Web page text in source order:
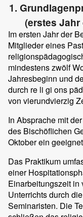
1.
(erstes
Im ersten Jahr der
Mitglieder eines
mindestens zwölf
Jahresbeginn und
durch re li gi ons
von vierundvierzig
In Absprache mit
des Bischöflichen
Oktober ein
Das Praktikum
einer
Einarbeitungszeit in
Unterrichts durch
Seminaristen. Die